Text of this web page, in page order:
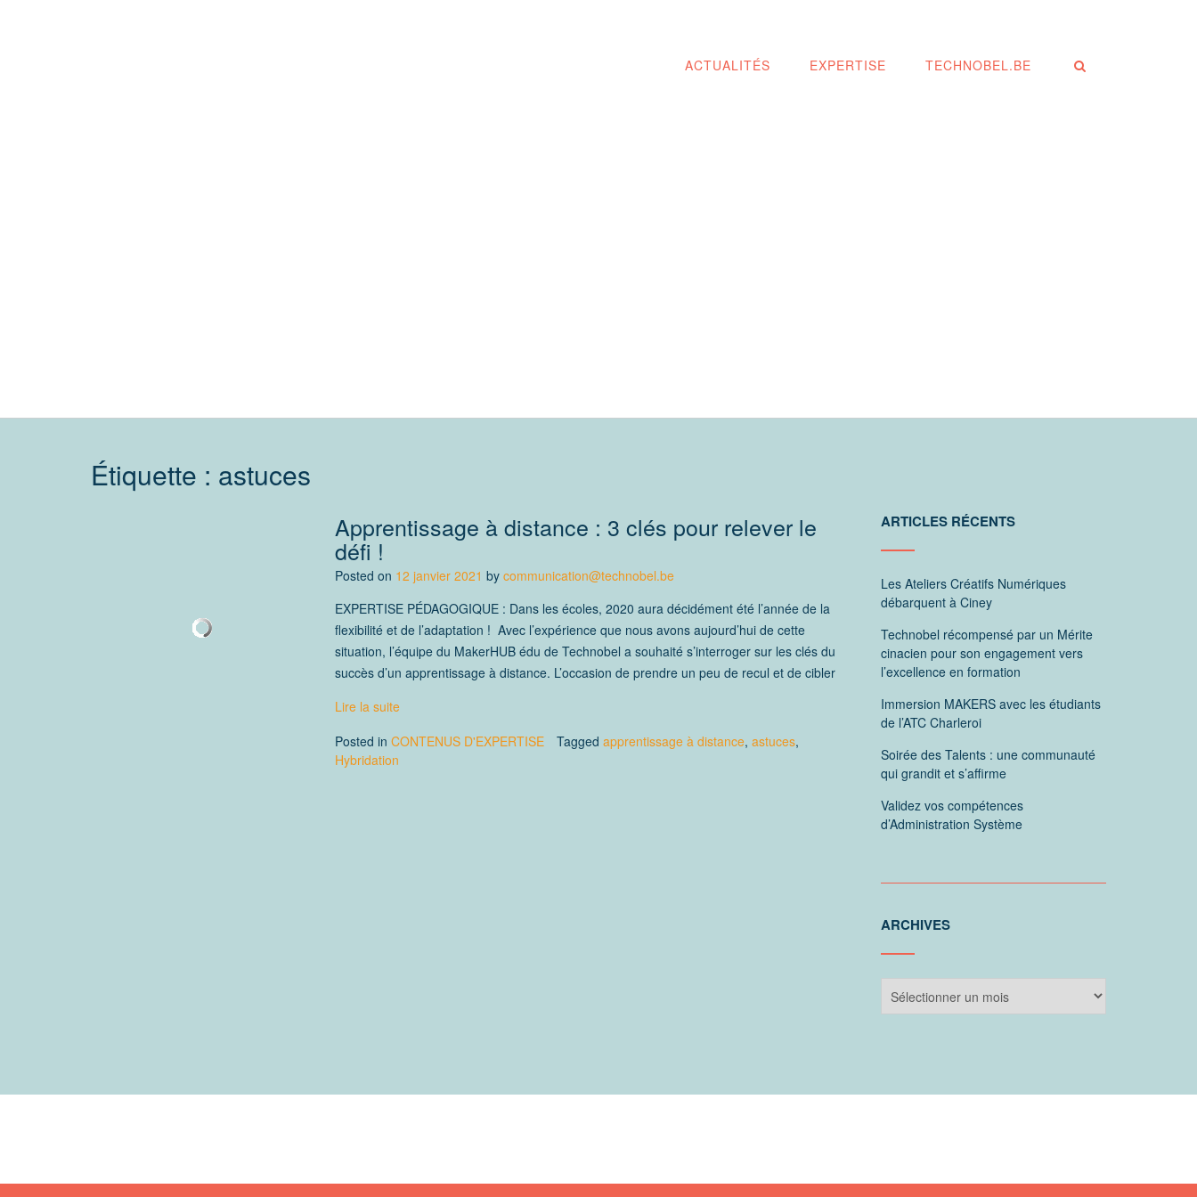
ACTUALITÉS
EXPERTISE TECHNOBEL.BE
Étiquette : astuces
Apprentissage à distance : 3 clés pour relever le
défi !
Posted on 12 janvier 2021 by communication@technobel.be
EXPERTISE PÉDAGOGIQUE : Dans les écoles, 2020 aura décidément été l’année de la
flexibilité et de l’adaptation ! Avec l’expérience que nous avons aujourd’hui de cette
situation, l’équipe du MakerHUB édu de Technobel a souhaité s’interroger sur les clés du
succès d’un apprentissage à distance. L’occasion de prendre un peu de recul et de cibler
Lire la suite
Posted in CONTENUS D'EXPERTISE Tagged apprentissage à distance, astuces,
Hybridation
ARTICLES RÉCENTS
Les Ateliers Créatifs Numériques
débarquent à Ciney
Technobel récompensé par un Mérite
cinacien pour son engagement vers
l’excellence en formation
Immersion MAKERS avec les étudiants
de l’ATC Charleroi
Soirée des Talents : une communauté
qui grandit et s’affirme
Validez vos compétences
d’Administration Système
ARCHIVES